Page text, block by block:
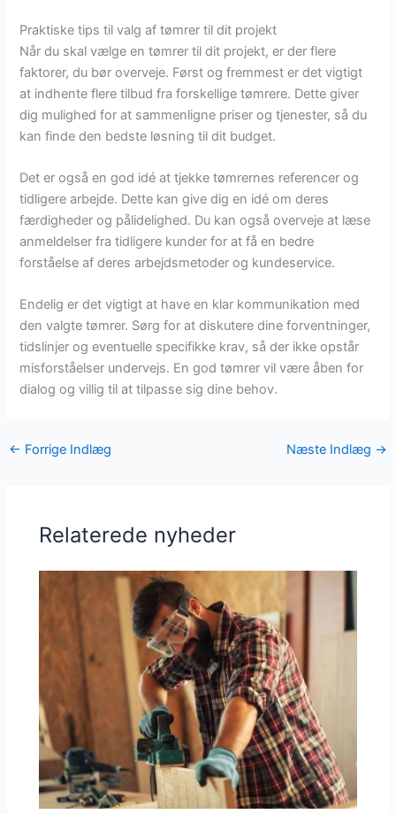
Praktiske tips til valg af tømrer til dit projekt
Når du skal vælge en tømrer til dit projekt, er der flere
faktorer, du bør overveje. Først og fremmest er det vigtigt
at indhente flere tilbud fra forskellige tømrere. Dette giver
dig mulighed for at sammenligne priser og tjenester, så du
kan finde den bedste løsning til dit budget.
Det er også en god idé at tjekke tømrernes referencer og
tidligere arbejde. Dette kan give dig en idé om deres
færdigheder og pålidelighed. Du kan også overveje at læse
anmeldelser fra tidligere kunder for at få en bedre
forståelse af deres arbejdsmetoder og kundeservice.
Endelig er det vigtigt at have en klar kommunikation med
den valgte tømrer. Sørg for at diskutere dine forventninger,
tidslinjer og eventuelle specifikke krav, så der ikke opstår
misforståelser undervejs. En god tømrer vil være åben for
dialog og villig til at tilpasse sig dine behov.
← Forrige Indlæg Næste Indlæg →
Relaterede nyheder